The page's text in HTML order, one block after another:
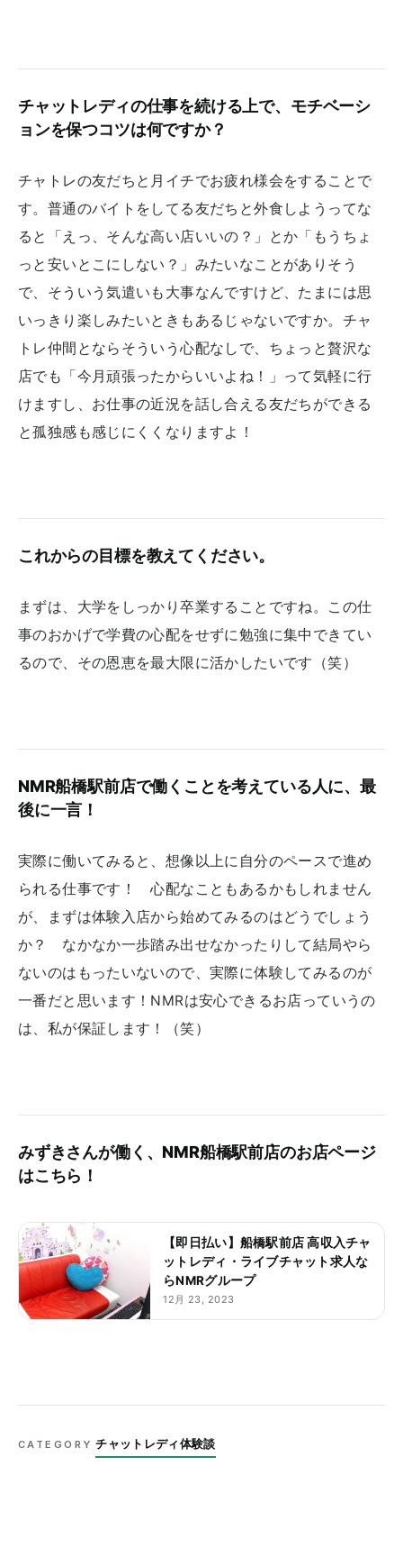
チャットレディの仕事を続ける上で、モチベーシ
ョンを保つコツは何ですか？
チャトレの友だちと月イチでお疲れ様会をすることで
す。普通のバイトをしてる友だちと外食しようってな
ると「えっ、そんな高い店いいの？」とか「もうちょ
っと安いとこにしない？」みたいなことがありそう
で、そういう気遣いも大事なんですけど、たまには思
いっきり楽しみたいときもあるじゃないですか。チャ
トレ仲間とならそういう心配なしで、ちょっと贅沢な
店でも「今月頑張ったからいいよね！」って気軽に行
けますし、お仕事の近況を話し合える友だちができる
と孤独感も感じにくくなりますよ！
これからの目標を教えてください。
まずは、大学をしっかり卒業することですね。この仕
事のおかげで学費の心配をせずに勉強に集中できてい
るので、その恩恵を最大限に活かしたいです（笑）
NMR船橋駅前店で働くことを考えている人に、最
後に一言！
実際に働いてみると、想像以上に自分のペースで進め
られる仕事です！ 心配なこともあるかもしれません
が、まずは体験入店から始めてみるのはどうでしょう
か？ なかなか一歩踏み出せなかったりして結局やら
ないのはもったいないので、実際に体験してみるのが
一番だと思います！NMRは安心できるお店っていうの
は、私が保証します！（笑）
みずきさんが働く、NMR船橋駅前店のお店ページ
はこちら！
【即日払い】船橋駅前店 高収入チャ
ットレディ・ライブチャット求人な
らNMRグループ
12月 23, 2023
CATEGORY チャットレディ体験談